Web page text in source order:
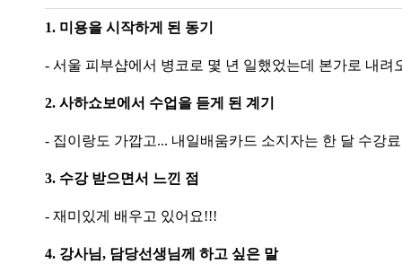
1. 미용을 시작하게 된 동기
- 서울 피부샵에서 병코로 몇 년 일했었는데 본가로 내
2. 사하쇼보에서 수업을 듣게 된 계기
- 집이랑도 가깝고... 내일배움카드 소지자는 한 달 수강
3. 수강 받으면서 느낀 점
- 재미있게 배우고 있어요!!!
4. 강사님, 담당선생님께 하고 싶은 말